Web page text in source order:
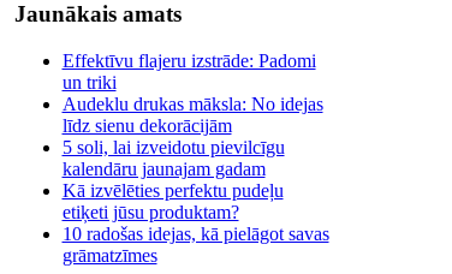
Jaunākais amats
Effektīvu flajeru izstrāde: Padomi
un triki
Audeklu drukas māksla: No idejas
līdz sienu dekorācijām
5 soli, lai izveidotu pievilcīgu
kalendāru jaunajam gadam
Kā izvēlēties perfektu pudeļu
etiķeti jūsu produktam?
10 radošas idejas, kā pielāgot savas
grāmatzīmes